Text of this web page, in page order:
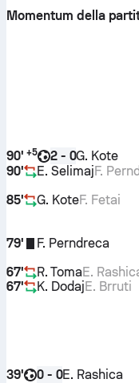
Momentum della
90' +5 2 - 0G. Kote
90'
E. SelimajF.
85'
G. KoteF. Fetai
79'
F. Perndreca
67'
R. TomaE.
67'
K. DodajE. Brruti
39'
0 - 0E. Rashica